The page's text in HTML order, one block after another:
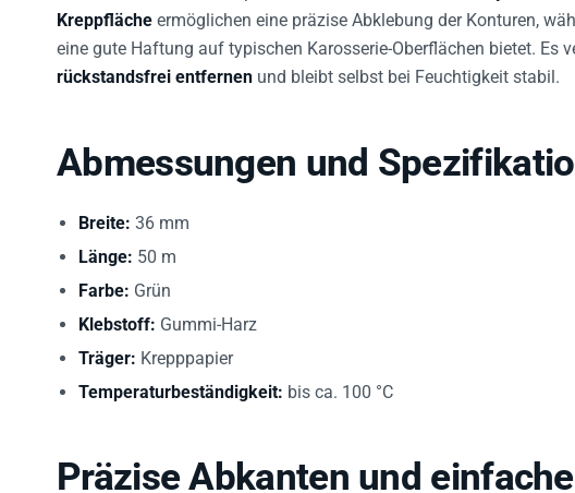
Kreppfläche ermöglichen eine präzise Abklebung der Konturen,
eine gute Haftung auf typischen Karosserie-Oberflächen bietet. Es
rückstandsfrei entfernen und bleibt selbst bei Feuchtigkeit stabil.
Abmessungen und
Breite: 36 mm
Länge: 50 m
Farbe: Grün
Klebstoff: Gummi-Harz
Träger: Krepppapier
Temperaturbeständigkeit: bis ca. 100 °C
Präzise Abkanten und